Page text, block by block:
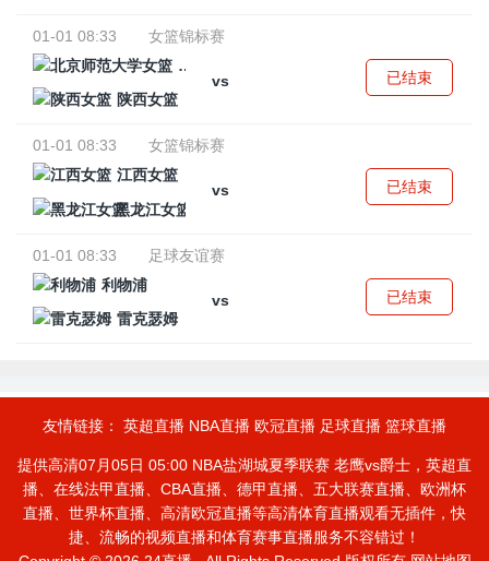
01-01 08:33
女篮锦标赛
北京师范大学女篮
vs
陕西女篮
已结束
01-01 08:33
女篮锦标赛
江西女篮
vs
黑龙江女篮
已结束
01-01 08:33
足球友谊赛
利物浦
vs
雷克瑟姆
已结束
友情链接： 英超直播 NBA直播 欧冠直播 足球直播 篮球直播
提供高清07月05日 05:00 NBA盐湖城夏季联赛 老鹰vs爵士，英超直
播、在线法甲直播、CBA直播、德甲直播、五大联赛直播、欧洲杯
直播、世界杯直播、高清欧冠直播等高清体育直播观看无插件，快
捷、流畅的视频直播和体育赛事直播服务不容错过！